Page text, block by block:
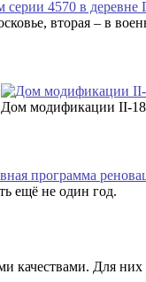
вторая – в
Дом модификации II-
программа
ещё не один год.
качествами. Для них